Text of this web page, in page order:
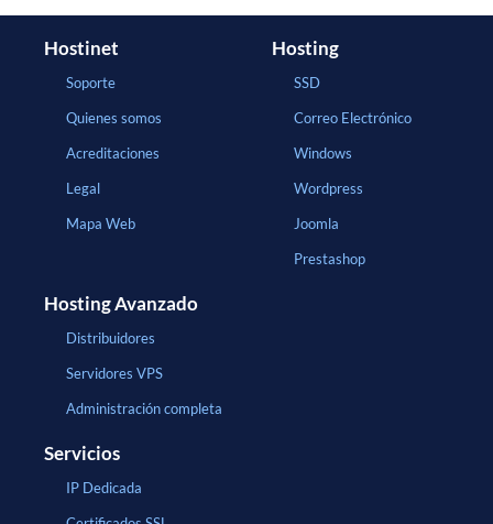
Hostinet
Soporte
Quienes somos
Acreditaciones
Legal
Mapa Web
Hosting
SSD
Correo Electrónico
Windows
Wordpress
Joomla
Prestashop
Hosting Avanzado
Distribuidores
Servidores VPS
Administración completa
Servicios
IP Dedicada